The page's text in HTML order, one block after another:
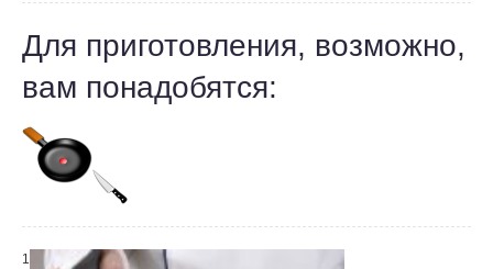
Для приготовления, возможно,
вам понадобятся:
1